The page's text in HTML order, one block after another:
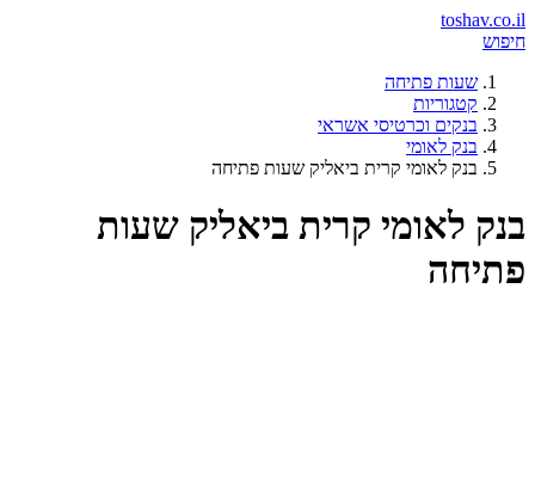
toshav.co.il
חיפוש
שעות פתיחה
קטגוריות
בנקים וכרטיסי אשראי
בנק לאומי
בנק לאומי קרית ביאליק שעות פתיחה
בנק לאומי קרית ביאליק שעות
פתיחה